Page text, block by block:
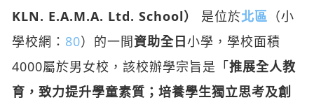
KLN. E.A.M.A. Ltd. School）
是位於北區 （小
學校網： 80）的一間資助全日小學，學校面積
4000屬於男女校，該校辦學宗旨是「推展全人教
育，致力提升學童素質；培養學生獨立思考及創